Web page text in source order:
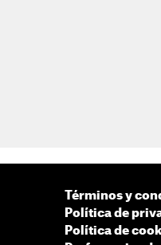
Términos y
Política de
Política de